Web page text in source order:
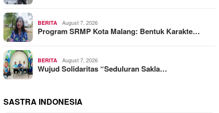
BERITA August 7, 2026
Program SRMP Kota Malang: Bentuk Karakte…
BERITA August 7, 2026
Wujud Solidaritas “Seduluran Sakla…
SASTRA INDONESIA